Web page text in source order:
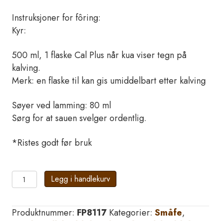
Instruksjoner for fôring:
Kyr:
500 ml, 1 flaske Cal Plus når kua viser tegn på
kalving.
Merk: en flaske til kan gis umiddelbart etter kalving
Søyer ved lamming: 80 ml
Sørg for at sauen svelger ordentlig.
*Ristes godt før bruk
Cal
Plus
ltr
Legg i handlekurv
Produktnummer: FP8117 Kategorier: Småfe,